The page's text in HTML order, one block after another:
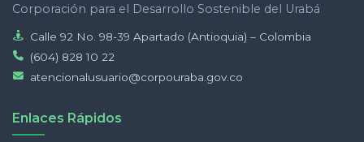
Corporación para el Desarrollo Sostenible del Urabá
Calle 92 No. 98-39 Apartado (Antioquia) – Colombia
(604) 828 10 22
atencionalusuario@corpouraba.gov.co
Enlaces Rápidos